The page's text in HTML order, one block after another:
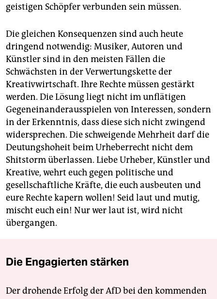
geistigen Schöpfer verbunden sein müssen.
Die gleichen Konsequenzen sind auch heute
dringend notwendig: Musiker, Autoren und
Künstler sind in den meisten Fällen die
Schwächsten in der Verwertungskette der
Kreativwirtschaft. Ihre Rechte müssen gestärkt
werden. Die Lösung liegt nicht im unflätigen
Gegeneinanderausspielen von Interessen, sondern
in der Erkenntnis, dass diese sich nicht zwingend
widersprechen. Die schweigende Mehrheit darf die
Deutungshoheit beim Urheberrecht nicht dem
Shitstorm überlassen. Liebe Urheber, Künstler und
Kreative, wehrt euch gegen politische und
gesellschaftliche Kräfte, die euch ausbeuten und
eure Rechte kapern wollen! Seid laut und mutig,
mischt euch ein! Nur wer laut ist, wird nicht
übergangen.
Die Engagierten stärken
Der drohende Erfolg der AfD bei den kommenden